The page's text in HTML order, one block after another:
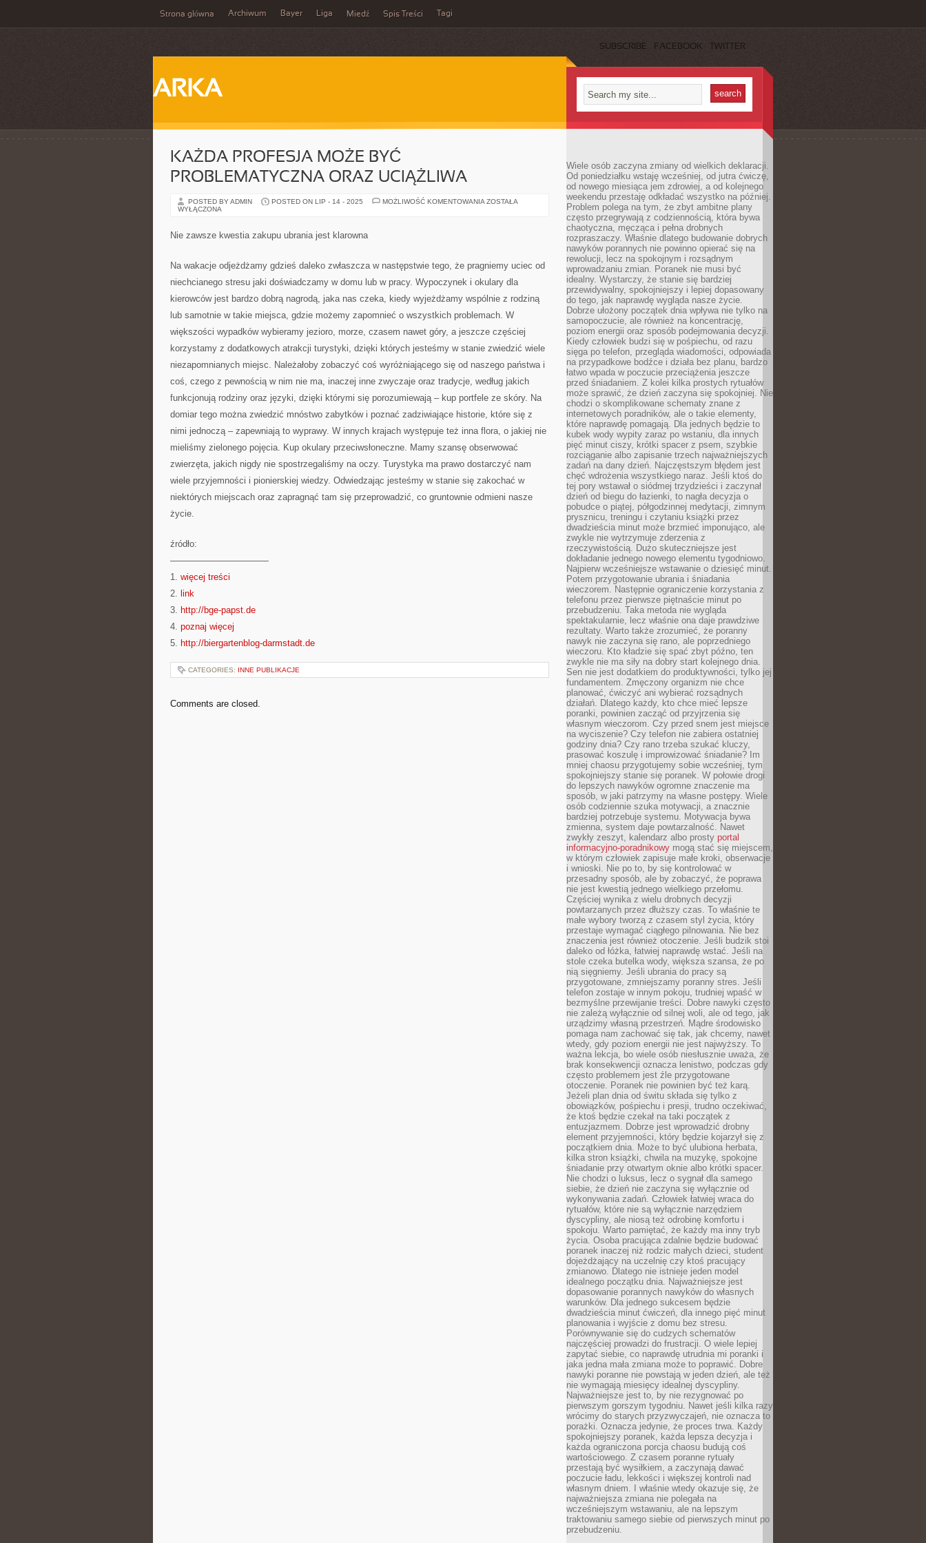
Strona główna Archiwum Bayer Liga Miedź Spis Treści Tagi
SUBSCRIBE FACEBOOK TWITTER
ARKA
KAŻDA PROFESJA MOŻE BYĆ
PROBLEMATYCZNA ORAZ UCIĄŻLIWA
POSTED BY ADMIN POSTED ON LIP - 14 - 2025 MOŻLIWOŚĆ KOMENTOWANIA KAŻDA
ZOSTAŁA
WYŁĄCZONA
Nie zawsze kwestia zakupu ubrania jest klarowna
Na wakacje odjeżdżamy gdzieś daleko zwłaszcza w następstwie tego, że pragniemy uciec od
niechcianego stresu jaki doświadczamy w domu lub w pracy. Wypoczynek i okulary dla
kierowców jest bardzo dobrą nagrodą, jaka nas czeka, kiedy wyjeżdżamy wspólnie z rodziną
lub samotnie w takie miejsca, gdzie możemy zapomnieć o wszystkich problemach. W
większości wypadków wybieramy jezioro, morze, czasem nawet góry, a jeszcze częściej
korzystamy z dodatkowych atrakcji turystyki, dzięki których jesteśmy w stanie zwiedzić wiele
niezapomnianych miejsc. Należałoby zobaczyć coś wyróżniającego się od naszego państwa i
coś, czego z pewnością w nim nie ma, inaczej inne zwyczaje oraz tradycje, według jakich
funkcjonują rodziny oraz języki, dzięki którymi się porozumiewają – kup portfele ze skóry. Na
domiar tego można zwiedzić mnóstwo zabytków i poznać zadziwiające historie, które się z
nimi jednoczą – zapewniają to wyprawy. W innych krajach występuje też inna flora, o jakiej nie
mieliśmy zielonego pojęcia. Kup okulary przeciwsłoneczne. Mamy szansę obserwować
zwierzęta, jakich nigdy nie spostrzegaliśmy na oczy. Turystyka ma prawo dostarczyć nam
wiele przyjemności i pionierskiej wiedzy. Odwiedzając jesteśmy w stanie się zakochać w
niektórych miejscach oraz zapragnąć tam się przeprowadzić, co gruntownie odmieni nasze
życie.
źródło:
———————————
1. więcej treści
2. link
3. http://bge-papst.de
4. poznaj więcej
5. http://biergartenblog-darmstadt.de
CATEGORIES: INNE PUBLIKACJE
Comments are closed.
Wiele osób zaczyna zmiany od wielkich deklaracji.
Od poniedziałku wstaję wcześniej, od jutra ćwiczę,
od nowego miesiąca jem zdrowiej, a od kolejnego
weekendu przestaję odkładać wszystko na później.
Problem polega na tym, że zbyt ambitne plany
często przegrywają z codziennością, która bywa
chaotyczna, męcząca i pełna drobnych
rozpraszaczy. Właśnie dlatego budowanie dobrych
nawyków porannych nie powinno opierać się na
rewolucji, lecz na spokojnym i rozsądnym
wprowadzaniu zmian. Poranek nie musi być
idealny. Wystarczy, że stanie się bardziej
przewidywalny, spokojniejszy i lepiej dopasowany
do tego, jak naprawdę wygląda nasze życie.
Dobrze ułożony początek dnia wpływa nie tylko na
samopoczucie, ale również na koncentrację,
poziom energii oraz sposób podejmowania decyzji.
Kiedy człowiek budzi się w pośpiechu, od razu
sięga po telefon, przegląda wiadomości, odpowiada
na przypadkowe bodźce i działa bez planu, bardzo
łatwo wpada w poczucie przeciążenia jeszcze
przed śniadaniem. Z kolei kilka prostych rytuałów
może sprawić, że dzień zaczyna się spokojniej. Nie
chodzi o skomplikowane schematy znane z
internetowych poradników, ale o takie elementy,
które naprawdę pomagają. Dla jednych będzie to
kubek wody wypity zaraz po wstaniu, dla innych
pięć minut ciszy, krótki spacer z psem, szybkie
rozciąganie albo zapisanie trzech najważniejszych
zadań na dany dzień. Najczęstszym błędem jest
chęć wdrożenia wszystkiego naraz. Jeśli ktoś do
tej pory wstawał o siódmej trzydzieści i zaczynał
dzień od biegu do łazienki, to nagła decyzja o
pobudce o piątej, półgodzinnej medytacji, zimnym
prysznicu, treningu i czytaniu książki przez
dwadzieścia minut może brzmieć imponująco, ale
zwykle nie wytrzymuje zderzenia z
rzeczywistością. Dużo skuteczniejsze jest
dokładanie jednego nowego elementu tygodniowo.
Najpierw wcześniejsze wstawanie o dziesięć minut.
Potem przygotowanie ubrania i śniadania
wieczorem. Następnie ograniczenie korzystania z
telefonu przez pierwsze piętnaście minut po
przebudzeniu. Taka metoda nie wygląda
spektakularnie, lecz właśnie ona daje prawdziwe
rezultaty. Warto także zrozumieć, że poranny
nawyk nie zaczyna się rano, ale poprzedniego
wieczoru. Kto kładzie się spać zbyt późno, ten
zwykle nie ma siły na dobry start kolejnego dnia.
Sen nie jest dodatkiem do produktywności, tylko jej
fundamentem. Zmęczony organizm nie chce
planować, ćwiczyć ani wybierać rozsądnych
działań. Dlatego każdy, kto chce mieć lepsze
poranki, powinien zacząć od przyjrzenia się
własnym wieczorom. Czy przed snem jest miejsce
na wyciszenie? Czy telefon nie zabiera ostatniej
godziny dnia? Czy rano trzeba szukać kluczy,
prasować koszulę i improwizować śniadanie? Im
mniej chaosu przygotujemy sobie wcześniej, tym
spokojniejszy stanie się poranek. W połowie drogi
do lepszych nawyków ogromne znaczenie ma
sposób, w jaki patrzymy na własne postępy. Wiele
osób codziennie szuka motywacji, a znacznie
bardziej potrzebuje systemu. Motywacja bywa
zmienna, system daje powtarzalność. Nawet
zwykły zeszyt, kalendarz albo prosty portal
informacyjno-poradnikowy mogą stać się miejscem,
w którym człowiek zapisuje małe kroki, obserwacje
i wnioski. Nie po to, by się kontrolować w
przesadny sposób, ale by zobaczyć, że poprawa
nie jest kwestią jednego wielkiego przełomu.
Częściej wynika z wielu drobnych decyzji
powtarzanych przez dłuższy czas. To właśnie te
małe wybory tworzą z czasem styl życia, który
przestaje wymagać ciągłego pilnowania. Nie bez
znaczenia jest również otoczenie. Jeśli budzik stoi
daleko od łóżka, łatwiej naprawdę wstać. Jeśli na
stole czeka butelka wody, większa szansa, że po
nią sięgniemy. Jeśli ubrania do pracy są
przygotowane, zmniejszamy poranny stres. Jeśli
telefon zostaje w innym pokoju, trudniej wpaść w
bezmyślne przewijanie treści. Dobre nawyki często
nie zależą wyłącznie od silnej woli, ale od tego, jak
urządzimy własną przestrzeń. Mądre środowisko
pomaga nam zachować się tak, jak chcemy, nawet
wtedy, gdy poziom energii nie jest najwyższy. To
ważna lekcja, bo wiele osób niesłusznie uważa, że
brak konsekwencji oznacza lenistwo, podczas gdy
często problemem jest źle przygotowane
otoczenie. Poranek nie powinien być też karą.
Jeżeli plan dnia od świtu składa się tylko z
obowiązków, pośpiechu i presji, trudno oczekiwać,
że ktoś będzie czekał na taki początek z
entuzjazmem. Dobrze jest wprowadzić drobny
element przyjemności, który będzie kojarzył się z
początkiem dnia. Może to być ulubiona herbata,
kilka stron książki, chwila na muzykę, spokojne
śniadanie przy otwartym oknie albo krótki spacer.
Nie chodzi o luksus, lecz o sygnał dla samego
siebie, że dzień nie zaczyna się wyłącznie od
wykonywania zadań. Człowiek łatwiej wraca do
rytuałów, które nie są wyłącznie narzędziem
dyscypliny, ale niosą też odrobinę komfortu i
spokoju. Warto pamiętać, że każdy ma inny tryb
życia. Osoba pracująca zdalnie będzie budować
poranek inaczej niż rodzic małych dzieci, student
dojeżdżający na uczelnię czy ktoś pracujący
zmianowo. Dlatego nie istnieje jeden model
idealnego początku dnia. Najważniejsze jest
dopasowanie porannych nawyków do własnych
warunków. Dla jednego sukcesem będzie
dwadzieścia minut ćwiczeń, dla innego pięć minut
planowania i wyjście z domu bez stresu.
Porównywanie się do cudzych schematów
najczęściej prowadzi do frustracji. O wiele lepiej
zapytać siebie, co naprawdę utrudnia mi poranki i
jaka jedna mała zmiana może to poprawić. Dobre
nawyki poranne nie powstają w jeden dzień, ale też
nie wymagają miesięcy idealnej dyscypliny.
Najważniejsze jest to, by nie rezygnować po
pierwszym gorszym tygodniu. Nawet jeśli kilka razy
wrócimy do starych przyzwyczajeń, nie oznacza to
porażki. Oznacza jedynie, że proces trwa. Każdy
spokojniejszy poranek, każda lepsza decyzja i
każda ograniczona porcja chaosu budują coś
wartościowego. Z czasem poranne rytuały
przestają być wysiłkiem, a zaczynają dawać
poczucie ładu, lekkości i większej kontroli nad
własnym dniem. I właśnie wtedy okazuje się, że
najważniejsza zmiana nie polegała na
wcześniejszym wstawaniu, ale na lepszym
traktowaniu samego siebie od pierwszych minut po
przebudzeniu.